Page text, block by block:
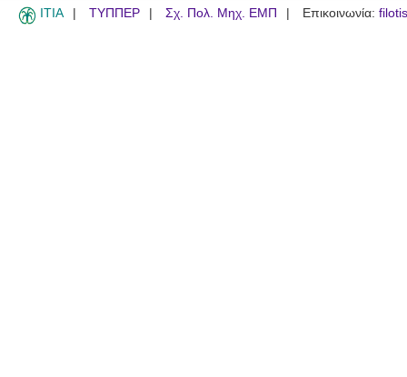
ITIA ΤΥΠΠΕΡ Σχ. Πολ. Μηχ. ΕΜΠ Επικοινωνία: